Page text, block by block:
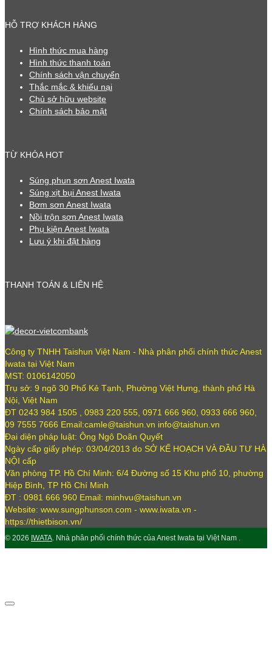
HỖ TRỢ KHÁCH HÀNG
Hình thức mua hàng
Hình thức thanh toán
Chính sách vận chuyển
Thắc mắc & khiếu nại
Chủ sở hữu website
Chính sách bảo mật
TỪ KHÓA HOT
Súng phun sơn Anest Iwata
Súng xịt bụi Anest Iwata
Bơm sơn Anest Iwata
Nồi trộn sơn Anest Iwata
Phụ kiện Anest Iwata
Lưu ý khi đặt hàng
THANH TOÁN & LIÊN HỆ
Công ty TNHH Taishun Việt Nam - Nhà phân phối chính thức Anest
Iwata tại Việt Nam
MST: 0106142050
Trụ sở: 9 ngõ 30 Phố Kẻ Tạnh, Phường Việt Hưng, thành phố Hà
Nội, Việt Nam
ĐT 0243 984 1505 , 0983 220 555, 0971 666 960, 0933 666 960,
09 7555 7666 Email:camle@taishun.vn info@taishun.vn
Đại diện pháp luật: Ông Ngô Doãn Quyết
Ngày cấp giấy phép: 03/04/2013 do SỞ KẾ HOẠCH VÀ ĐẦU TƯ HÀ
NỘI cấp
Văn phòng TP. Hồ Chí Minh: 6/4 Đường số 15 Khu phố 10, phường
Hiệp Bình, TP Hồ Chí Minh
ĐT : 0981 666 960 Email: minhvu@taishun.vn
Website: www.sungphunson.com - www.iwata.vn -
https://thietbison.vn/
© 2026 IWATA. Nhà phân phối chính thức của Anest Iwata tại Việt Nam .